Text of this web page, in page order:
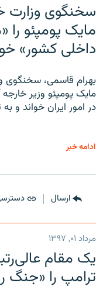
سخنگوی وزارت
مایک پومپئو
داخلی کشور»
بهرام قاسمی، سخنگوی
مایک پومپئو وزیر
در امور ایران خواند و
ادامه خبر
ارسال
مرداد ۰۱, ۱۳۹۷
یک مقام
ترامپ را «جنگ